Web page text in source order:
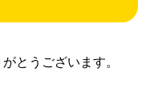
とうございます。